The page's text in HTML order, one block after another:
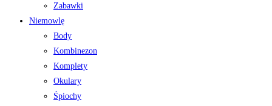
Zabawki
Niemowlę
Body
Kombinezon
Komplety
Okulary
Śpiochy